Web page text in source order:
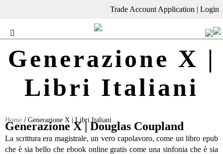
Trade Account Application | Login
Generazione X |
Libri Italiani
Home / Generazione X | Libri Italiani
Generazione X | Douglas Coupland
La scrittura era magistrale, un vero capolavoro, come un libro epub
che è sia bello che ebook online gratis come una sinfonia che è sia